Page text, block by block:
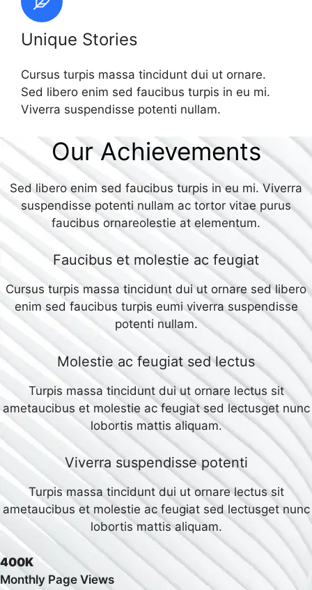
Unique Stories
Cursus turpis massa tincidunt dui ut ornare.
Sed libero enim sed faucibus turpis in eu mi.
Viverra suspendisse potenti nullam.
Our Achievements
Sed libero enim sed faucibus turpis in eu mi. Viverra
suspendisse potenti nullam ac tortor vitae purus
faucibus ornareolestie at elementum.
Faucibus et molestie ac feugiat
Cursus turpis massa tincidunt dui ut ornare sed libero
enim sed faucibus turpis eumi viverra suspendisse
potenti nullam.
Molestie ac feugiat sed lectus
Turpis massa tincidunt dui ut ornare lectus sit
ametaucibus et molestie ac feugiat sed lectusget nunc
lobortis mattis aliquam.
Viverra suspendisse potenti
Turpis massa tincidunt dui ut ornare lectus sit
ametaucibus et molestie ac feugiat sed lectusget nunc
lobortis mattis aliquam.
400K
Monthly Page Views